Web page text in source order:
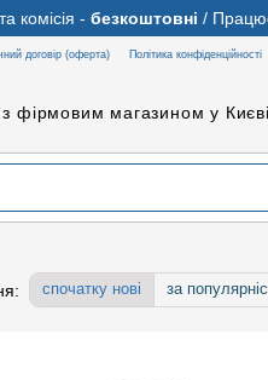
комісія - безкоштовні /
договір (оферта) Політика конфіденційності
з фірмовим магазином у Києві
спочатку нові за